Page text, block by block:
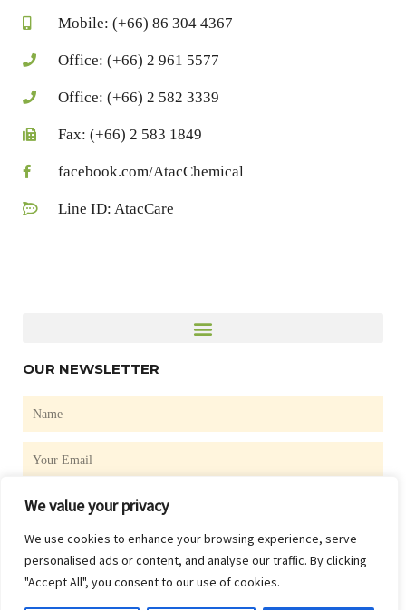
We value your privacy
We use cookies to enhance your browsing experience, serve
personalised ads or content, and analyse our traffic. By clicking
"Accept All", you consent to our use of cookies.
Mobile: (+66) 86 304 4367
Office: (+66) 2 961 5577
Office: (+66) 2 582 3339
Fax: (+66) 2 583 1849
facebook.com/AtacChemical
Line ID: AtacCare
OUR NEWSLETTER
SUBSCRIBE
F
a